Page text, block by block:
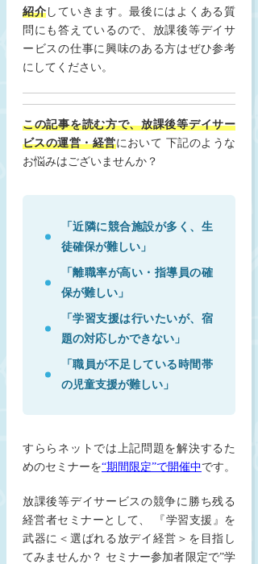
紹介 していきます。最後にはよくある質
問にも答えているので、放課後等デイサ
ービスの仕事に興味のある方はぜひ参考
にしてください。
この記事を読む方で、放課後等デイサー
ビスの運営・経営において 下記のような
お悩みはございませんか？
「近隣に競合施設が多く、生
徒確保が難しい」
「離職率が高い・指導員の確
保が難しい」
「学習支援は行いたいが、宿
題の対応しかできない」
「職員が不足している時間帯
の児童支援が難しい」
すららネットでは上記問題を解決するた
めのセミナーを“期間限定”で開催中です。
放課後等デイサービスの競争に勝ち残る
経営者セミナーとして、 『学習支援』を
武器に＜選ばれる放デイ経営＞を目指し
てみませんか？ セミナー参加者限定で”学